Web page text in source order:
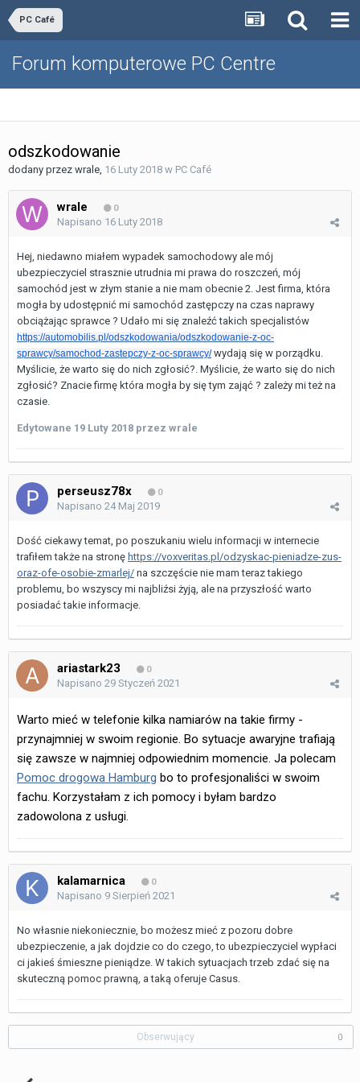
PC Café
Forum komputerowe PC Centre
odszkodowanie
dodany przez wrale, 16 Luty 2018 w PC Café
wrale 0
Napisano 16 Luty 2018
Hej, niedawno miałem wypadek samochodowy ale mój
ubezpieczyciel strasznie utrudnia mi prawa do roszczeń, mój
samochód jest w złym stanie a nie mam obecnie 2. Jest firma, która
mogła by udostępnić mi samochód zastępczy na czas naprawy
obciążając sprawce ? Udało mi się znaleźć takich specjalistów
https://automobilis.pl/odszkodowania/odszkodowanie-z-oc-
sprawcy/samochod-zastepczy-z-oc-sprawcy/wydają się w porządku.
Myślicie, że warto się do nich zgłosić?. Myślicie, że warto się do nich
zgłosić? Znacie firmę która mogła by się tym zająć ? zależy mi też na
czasie.
Edytowane 19 Luty 2018 przez wrale
perseusz78x 0
Napisano 24 Maj 2019
Dość ciekawy temat, po poszukaniu wielu informacji w internecie
trafiłem także na stronę https://voxveritas.pl/odzyskac-pieniadze-zus-
oraz-ofe-osobie-zmarlej/ na szczęście nie mam teraz takiego
problemu, bo wszyscy mi najbliźsi żyją, ale na przyszłość warto
posiadać takie informacje.
ariastark23 0
Napisano 29 Styczeń 2021
Warto mieć w telefonie kilka namiarów na takie firmy -
przynajmniej w swoim regionie. Bo sytuacje awaryjne trafiają
się zawsze w najmniej odpowiednim momencie. Ja polecam
Pomoc drogowa Hamburg bo to profesjonaliści w swoim
fachu. Korzystałam z ich pomocy i byłam bardzo
zadowolona z usługi.
kalamarnica 0
Napisano 9 Sierpień 2021
No własnie niekoniecznie, bo możesz mieć z pozoru dobre
ubezpieczenie, a jak dojdzie co do czego, to ubezpieczyciel wypłaci
ci jakieś śmieszne pieniądze. W takich sytuacjach trzeb zdać się na
skuteczną pomoc prawną, a taką oferuje Casus.
Obserwujący 0